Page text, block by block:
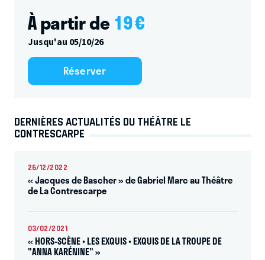
À partir de19€
Jusqu'au 05/10/26
Réserver
DERNIÈRES ACTUALITÉS DU THÉÂTRE LE
CONTRESCARPE
26/12/2022
« Jacques de Bascher » de Gabriel Marc au Théâtre
de La Contrescarpe
03/02/2021
« HORS-SCÈNE • LES EXQUIS • EXQUIS DE LA TROUPE DE
"ANNA KARÉNINE" »